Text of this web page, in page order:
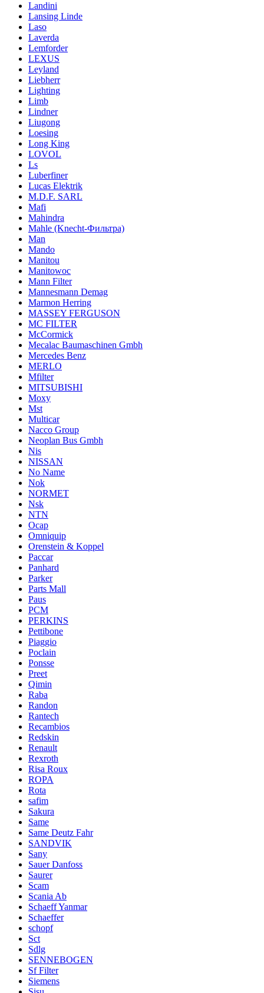
Landini
Lansing Linde
Laso
Laverda
Lemforder
LEXUS
Leyland
Liebherr
Lighting
Limb
Lindner
Liugong
Loesing
Long King
LOVOL
Ls
Luberfiner
Lucas Elektrik
M.D.F. SARL
Mafi
Mahindra
Mahle (Knecht-Фильтра)
Man
Mando
Manitou
Manitowoc
Mann Filter
Mannesmann Demag
Marmon Herring
MASSEY FERGUSON
MC FILTER
McCormick
Mecalac Baumaschinen Gmbh
Mercedes Benz
MERLO
Mfilter
MITSUBISHI
Moxy
Mst
Multicar
Nacco Group
Neoplan Bus Gmbh
Nis
NISSAN
No Name
Nok
NORMET
Nsk
NTN
Ocap
Omniquip
Orenstein & Koppel
Paccar
Panhard
Parker
Parts Mall
Paus
PCM
PERKINS
Pettibone
Piaggio
Poclain
Ponsse
Preet
Qimin
Raba
Randon
Rantech
Recambios
Redskin
Renault
Rexroth
Risa Roux
ROPA
Rota
safim
Sakura
Same
Same Deutz Fahr
SANDVIK
Sany
Sauer Danfoss
Saurer
Scam
Scania Ab
Schaeff Yanmar
Schaeffer
schopf
Sct
Sdlg
SENNEBOGEN
Sf Filter
Siemens